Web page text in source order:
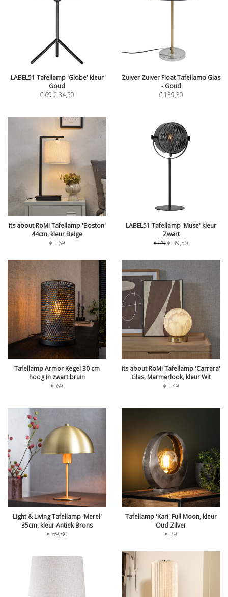
LABEL51 Tafellamp 'Globe' kleur
Goud
€69€34,50
Zuiver Zuiver Float Tafellamp Glas
- Goud
€ 139,30
its about RoMi Tafellamp 'Boston'
44cm, kleur Beige
€ 169
LABEL51 Tafellamp 'Muse' kleur
Zwart
€79€39,50
Tafellamp Armor Kegel 30 cm
hoog in zwart bruin
€ 69
its about RoMi Tafellamp 'Carrara'
Glas, Marmerlook, kleur Wit
€ 149
Light & Living Tafellamp 'Merel'
35cm, kleur Antiek Brons
€ 69,80
Tafellamp 'Kari' Full Moon, kleur
Oud Zilver
€39